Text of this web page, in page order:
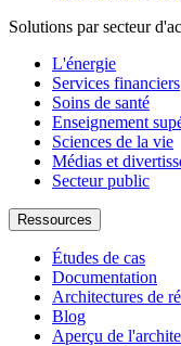
Solutions par secteur
L'énergie
Services financiers
Soins de santé
Enseignement
Sciences de la vie
Médias et
Secteur public
Ressources
Études de cas
Documentation
Architectures de
Blog
Aperçu de